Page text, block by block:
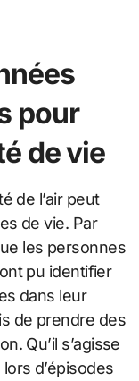
pour
de vie
de l’air peut
de vie. Par
les personnes
ont pu identifier
dans leur
de prendre des
Qu’il s’agisse
d’épisodes